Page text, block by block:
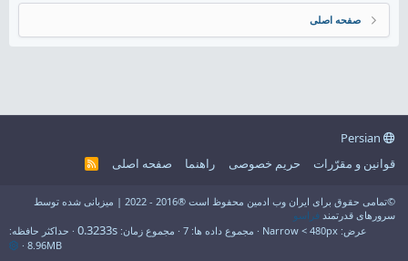
صفحه اصلی
قوانین و مقرّرات
حریم خصوصی راهنما صفحه اصلی
R
©تمامی حقوق برای ایران وب ادمین محفوظ است ®2016 - 2022 | میزبانی شده توسط
سرورهای قدرتمند فراسو
عرض
مجموع داده ها 7 مجموع زمان 0.3233s
حداکثر حافظه
8.96MB